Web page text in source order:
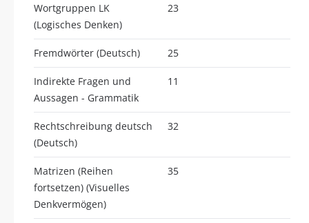
Wortgruppen LK
(Logisches Denken)
23
Fremdwörter (Deutsch) 25
Indirekte Fragen und
Aussagen - Grammatik
11
Rechtschreibung deutsch
(Deutsch)
32
Matrizen (Reihen
fortsetzen) (Visuelles
Denkvermögen)
35